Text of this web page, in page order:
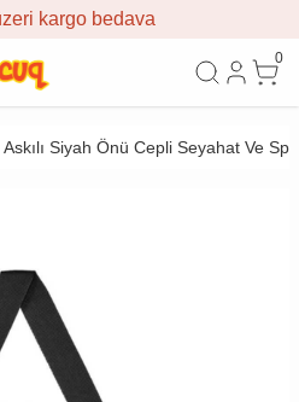
kargo bedava
0
Siyah Önü Cepli Seyahat Ve